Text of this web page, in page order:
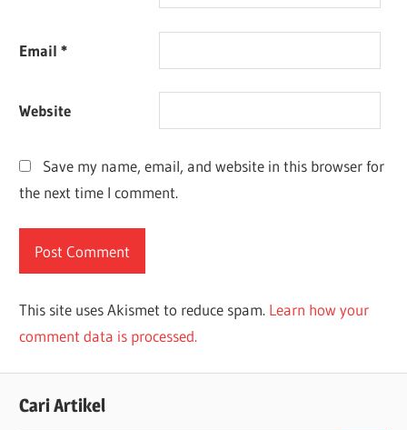
Email*
Website
Save my name, email, and website in this browser for
the next time I comment.
This site uses Akismet to reduce spam. Learn how your
comment data is processed.
Cari Artikel